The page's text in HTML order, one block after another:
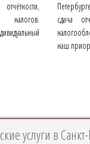
налогов.
сдача
наш
услуги в